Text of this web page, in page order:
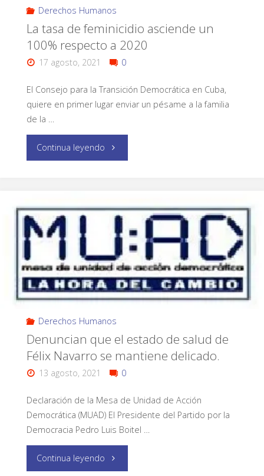
Derechos Humanos
La tasa de feminicidio asciende un
100% respecto a 2020
17 agosto, 2021 0
El Consejo para la Transición Democrática en Cuba,
quiere en primer lugar enviar un pésame a la familia
de la …
Continua leyendo
Derechos Humanos
Denuncian que el estado de salud de
Félix Navarro se mantiene delicado.
13 agosto, 2021 0
Declaración de la Mesa de Unidad de Acción
Democrática (MUAD) El Presidente del Partido por la
Democracia Pedro Luis Boitel …
Continua leyendo